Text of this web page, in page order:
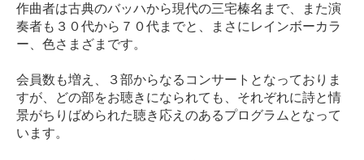
作曲者は古典のバッハから現代の三宅榛名まで、また演
奏者も３０代から７０代までと、まさにレインボーカラ
ー、色さまざまです。
会員数も増え、３部からなるコンサートとなっておりま
すが、どの部をお聴きになられても、それぞれに詩と情
景がちりばめられた聴き応えのあるプログラムとなって
います。